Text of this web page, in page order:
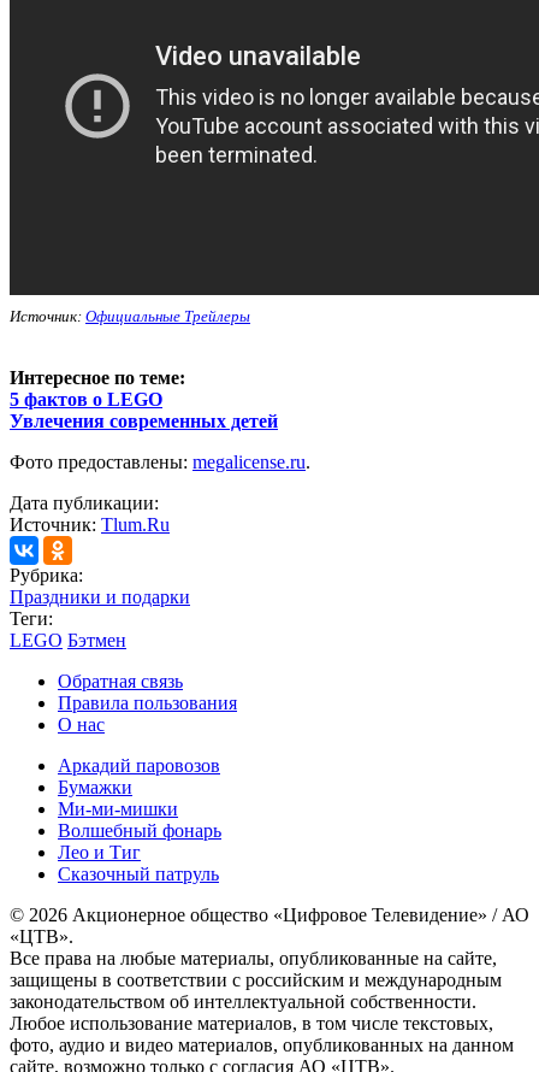
Источник: Официальные Трейлеры
Интересное по теме:
5 фактов о LEGO
Увлечения современных детей
Фото предоставлены: megalicense.ru.
Дата публикации:
Источник: Tlum.Ru
Рубрика:
Праздники и подарки
Теги:
LEGO Бэтмен
Обратная связь
Правила пользования
О нас
Аркадий паровозов
Бумажки
Ми-ми-мишки
Волшебный фонарь
Лео и Тиг
Сказочный патруль
© 2026 Акционерное общество «Цифровое Телевидение» / АО
«ЦТВ».
Все права на любые материалы, опубликованные на сайте,
защищены в соответствии с российским и международным
законодательством об интеллектуальной собственности.
Любое использование материалов, в том числе текстовых,
фото, аудио и видео материалов, опубликованных на данном
сайте, возможно только с согласия АО «ЦТВ».